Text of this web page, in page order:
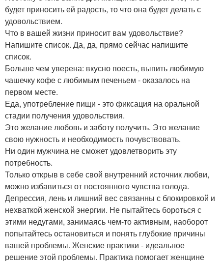
будет приносить ей радость, то что она будет делать с
удовольствием.
Что в вашей жизни приносит вам удовольствие?
Напишите список. Да, да, прямо сейчас напишите
список.
Больше чем уверена: вкусно поесть, выпить любимую
чашечку кофе с любимым печеньем - оказалось на
первом месте.
Еда, употребление пищи - это фиксация на оральной
стадии получения удовольствия.
Это желание любовь и заботу получить. Это желание
свою нужность и необходимость почувствовать.
Ни один мужчина не сможет удовлетворить эту
потребность.
Только открыв в себе свой внутренний источник любви,
можно избавиться от постоянного чувства голода.
Депрессия, лень и лишний вес связанны с блокировкой и
нехваткой женской энергии. Не пытайтесь бороться с
этими недугами, занимаясь чем-то активным, наоборот
попытайтесь остановиться и понять глубокие причины
вашей проблемы. Женские практики - идеальное
решение этой проблемы. Практика помогает женщине